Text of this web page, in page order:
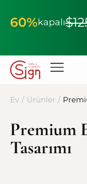
60%kapalı
Ev / Ürünler /
Premium
Tasarımı